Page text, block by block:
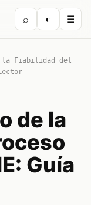
⌕ ◐ ☰
la Fiabilidad del
de la
Guía